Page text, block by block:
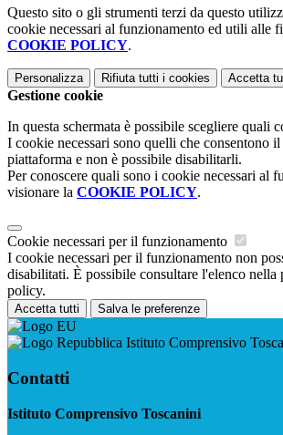
Questo sito o gli strumenti terzi da questo
cookie necessari al funzionamento ed utili alle
COOKIE POLICY.
Personalizza Rifiuta tutti i cookies Accetta
Gestione cookie
In questa schermata è possibile scegliere quali
I cookie necessari sono quelli che consentono
piattaforma e non è possibile disabilitarli.
Per conoscere quali sono i cookie necessari al
visionare la COOKIE POLICY.
Cookie necessari per il funzionamento
I cookie necessari per il funzionamento non
disabilitati. È possibile consultare l'elenco nella
policy.
Accetta tutti Salva le preferenze
Istituto Comprensivo
Contatti
Istituto Comprensivo Toscanini